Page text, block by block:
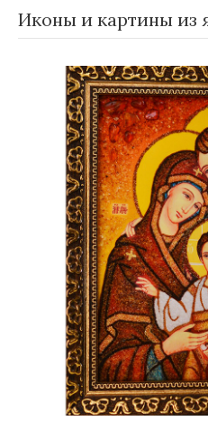
Иконы и картины из